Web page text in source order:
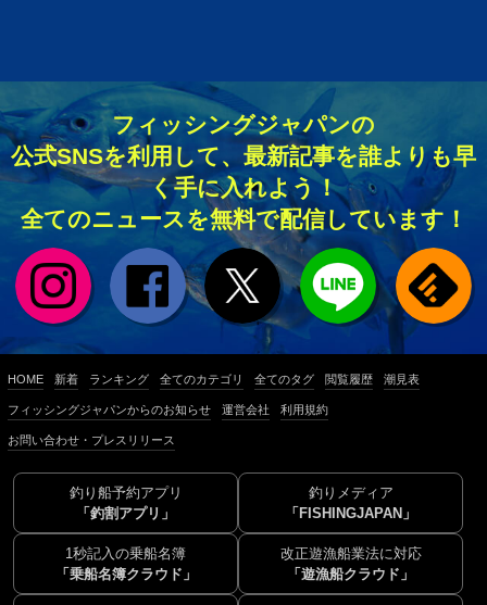
フィッシングジャパンの
公式SNSを利用して、最新記事を誰よりも早
く手に入れよう！
全てのニュースを無料で配信しています！
HOME 新着 ランキング 全てのカテゴリ 全てのタグ 閲覧履歴 潮見表
フィッシングジャパンからのお知らせ 運営会社 利用規約
お問い合わせ・プレスリリース
釣り船予約アプリ
「釣割アプリ」
釣りメディア
「FISHINGJAPAN」
1秒記入の乗船名簿
「乗船名簿クラウド」
改正遊漁船業法に対応
「遊漁船クラウド」